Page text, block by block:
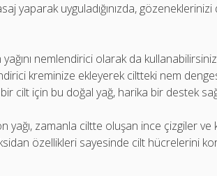
yaparak uyguladığınızda,
nemlendirici olarak da
kreminize ekleyerek ciltteki nem
cilt için bu doğal yağ, harika bir destek
zamanla ciltte oluşan ince çizgiler ve
özellikleri sayesinde cilt hücrelerini